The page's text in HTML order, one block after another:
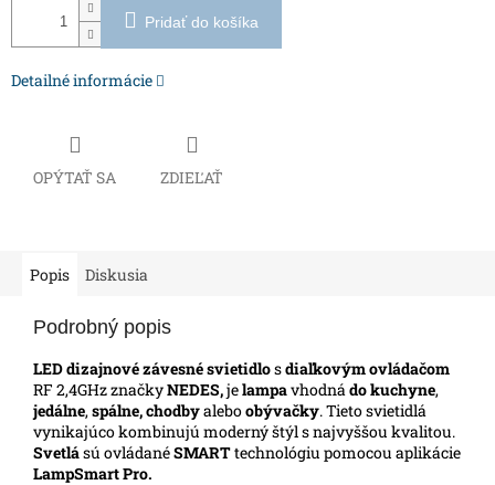
Pridať do košíka
Detailné informácie
OPÝTAŤ SA ZDIEĽAŤ
Popis Diskusia
Podrobný popis
LED dizajnové závesné svietidlosdiaľkovým ovládačom
RF 2,4GHz značkyNEDES,jelampavhodnádo kuchyne,
jedálne,spálne, chodbyaleboobývačky. Tieto svietidlá
vynikajúco kombinujú moderný štýl s najvyššou kvalitou.
Svetlású ovládanéSMARTtechnológiu pomocou aplikácie
LampSmart Pro.